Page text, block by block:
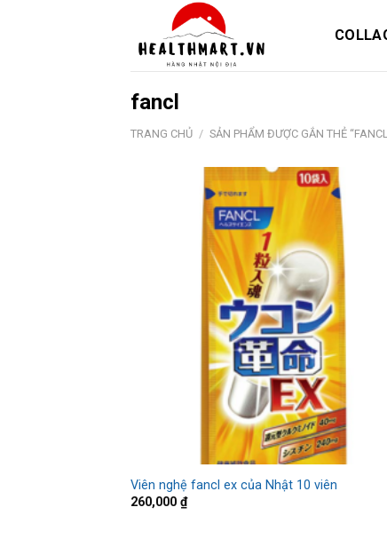
fancl
TRANG CHỦ / SẢN PHẨM ĐƯỢC GẮN THẺ
Viên nghệ fancl ex của Nhật 10 viên
260,000 ₫